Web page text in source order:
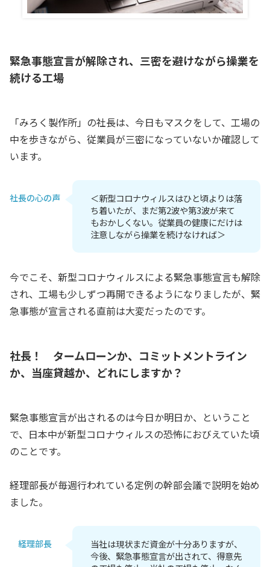
緊急事態宣言が解除され、三密を避けながら操業を
続ける工場
「みろく製作所」の社長は、今日もマスクをして、工場の
中を歩きながら、従業員が三密になっていないか確認して
います。
社長の心の声
＜新型コロナウィルスはひと頃よりは落
ち着いたが、まだ第2波や第3波が来て
もおかしくない。従業員の健康にだけは
注意しながら操業を続けなければ＞
今でこそ、新型コロナウィルスによる緊急事態宣言も解除
され、工場も少しずつ再開できるようになりましたが、緊
急事態が宣言される直前は大変だったのです。
社長！ タームローンか、コミットメントライン
か、当座貸越か、どれにしますか？
緊急事態宣言が出されるのは今日か明日か、ということ
で、日本中が新型コロナウィルスの恐怖におびえていた頃
のことです。
経理部長が毎週行われている定例の幹部会議で説明を始め
ました。
経理部長
当社は現状まだ資金が十分ありますが、
今後、緊急事態宣言が出されて、得意先